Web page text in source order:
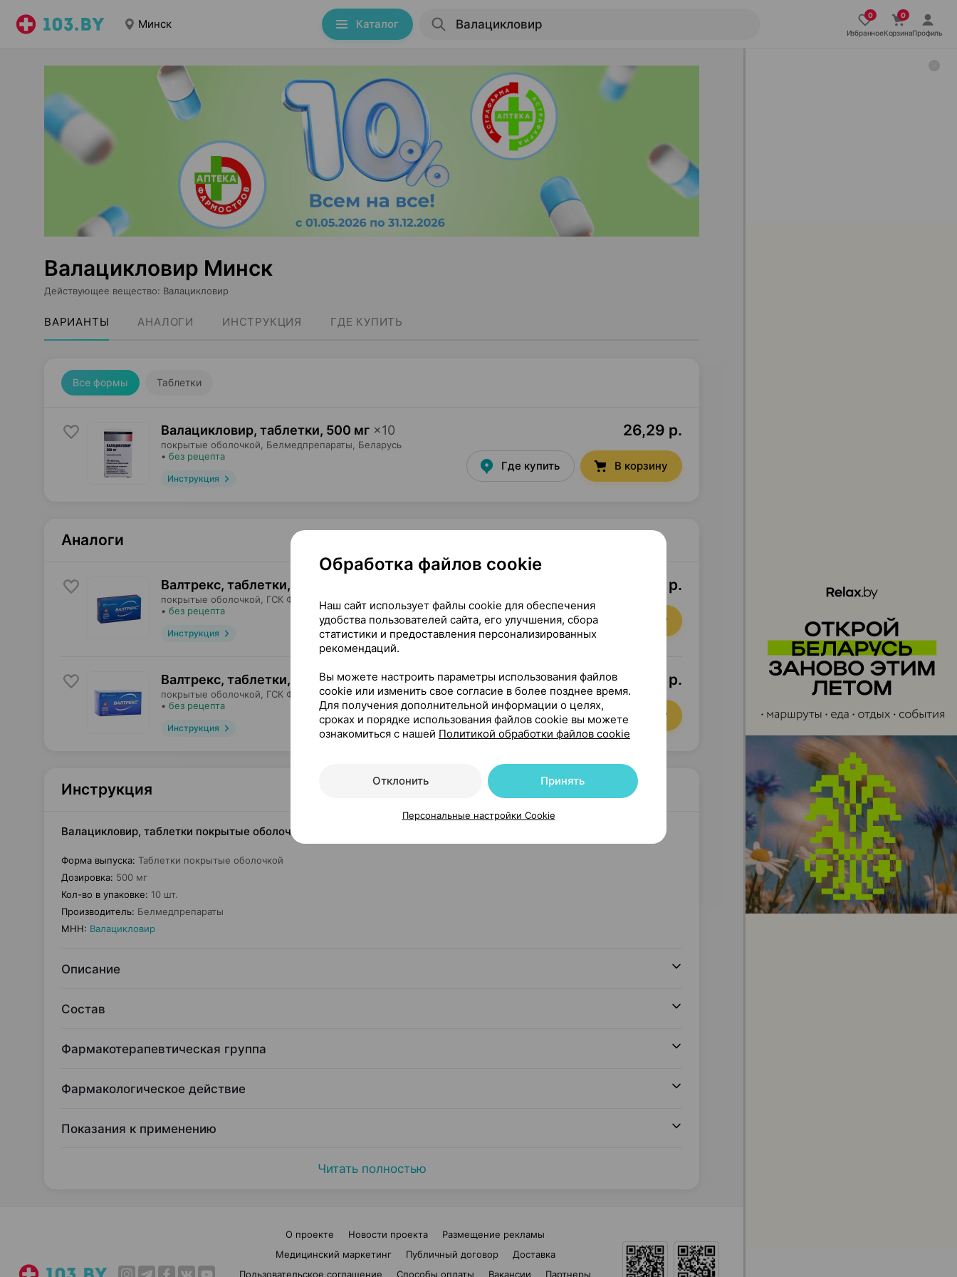
Минск Каталог
ИзбранноеКорзинаПрофиль
Валацикловир Минск
Действующее вещество: Валацикловир
ВАРИАНТЫ АНАЛОГИ ИНСТРУКЦИЯ ГДЕ КУПИТЬ
Все формы Таблетки
Валацикловир, таблетки, 500 мг ×10
покрытые оболочкой, Белмедпрепараты , Беларусь
• без рецепта
Инструкция
26,29 р.
Где купить В корзину
Аналоги
Валтрекс, таблетки,
покрытые оболочкой, ГСК Фармасьютикалз
, Великобритания
• без рецепта
Инструкция
37,68 — 57,36 р.
Где купить В корзину
Валтрекс, таблетки, 500 мг ×42
покрытые оболочкой, ГСК Фармасьютикалз, Великобритания
• без рецепта
Инструкция
124,34 — 150,40 р.
Где купить В корзину
Инструкция
Валацикловир, таблетки покрытые оболочкой, 500 мг ×10, Белмедпрепараты Беларусь
Форма выпуска: Таблетки покрытые оболочкой
Дозировка: 500 мг
Кол-во в упаковке: 10 шт.
Производитель: Белмедпрепараты
МНН: Валацикловир
Описание
Состав
Фармакотерапевтическая группа
Фармакологическое действие
Показания к применению
Читать полностью
О проекте Новости проекта
Размещение рекламы
Медицинский маркетинг
Публичный договор
Доставка
Пользовательское соглашение
Способы оплаты Вакансии Партнеры
Обработка файлов cookie
Наш сайт использует файлы cookie для обеспечения
удобства пользователей сайта, его улучшения, сбора
статистики и предоставления персонализированных
рекомендаций.
Вы можете настроить параметры использования файлов
cookie или изменить свое согласие в более позднее время.
Для получения дополнительной информации о целях,
сроках и порядке использования файлов cookie вы можете
ознакомиться с нашей Политикой обработки файлов cookie
Отклонить Принять
Персональные настройки Cookie